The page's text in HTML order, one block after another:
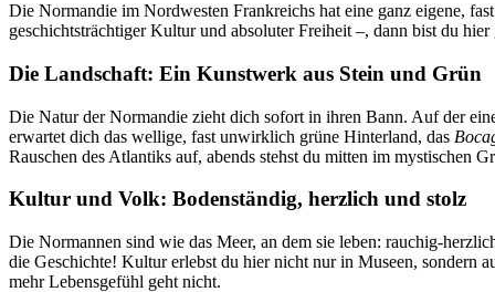
Die Normandie im Nordwesten Frankreichs hat eine ganz eigene,
geschichtsträchtiger Kultur und absoluter Freiheit –, dann bist du hier
Die Landschaft: Ein Kunstwerk aus Stein und Grün
Die Natur der Normandie zieht dich sofort in ihren Bann. Auf der
erwartet dich das wellige, fast unwirklich grüne Hinterland, das
Rauschen des Atlantiks auf, abends stehst du mitten im mystischen
Kultur und Volk: Bodenständig, herzlich und stolz
Die Normannen sind wie das Meer, an dem sie leben: rauchig-
die Geschichte! Kultur erlebst du hier nicht nur in Museen, sondern
mehr Lebensgefühl geht nicht.